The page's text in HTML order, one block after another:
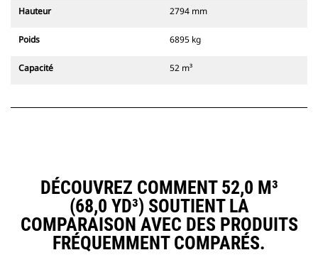
Hauteur 2794 mm
Poids 6895 kg
Capacité 52 m³
DÉCOUVREZ COMMENT 52,0 M³
(68,0 YD³) SOUTIENT LA
COMPARAISON AVEC DES PRODUITS
FRÉQUEMMENT COMPARÉS.